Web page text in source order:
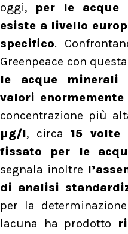
oggi, per le acque
esiste a livello
specifico.
Greenpeace con
le acque minerali
valori
concentrazione più
µg/l, circa 15
fissato per le
segnala inoltre
di analisi
per la
lacuna ha prodotto